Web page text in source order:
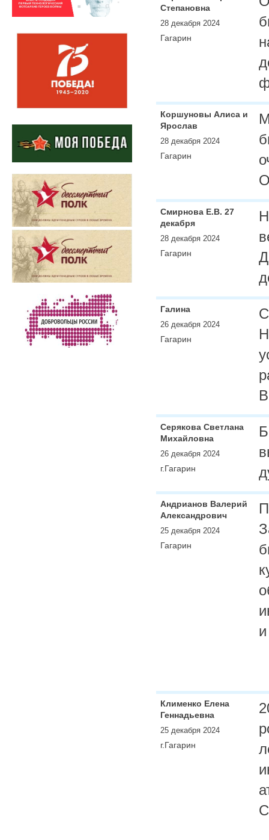
Степановна
28 декабря 2024
Гагарин
Коршуновы Алиса и
Ярослав
28 декабря 2024
Гагарин
Смирнова Е.В. 27
декабря
28 декабря 2024
Гагарин
Галина
26 декабря 2024
Гагарин
Серякова Светлана
Михайловна
26 декабря 2024
г.Гагарин
Андрианов Валерий
Александрович
25 декабря 2024
Гагарин
Клименко Елена
Геннадьевна
25 декабря 2024
г.Гагарин